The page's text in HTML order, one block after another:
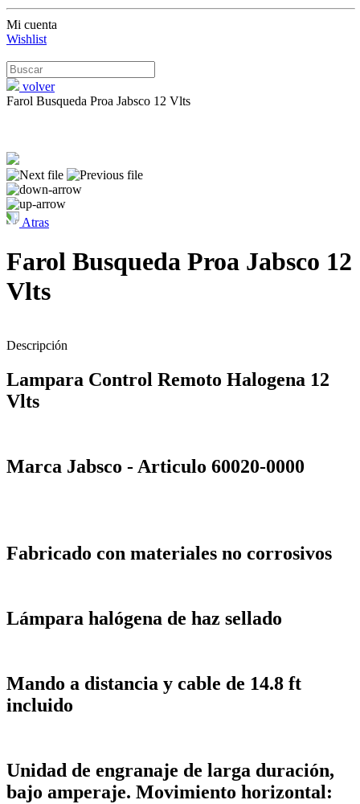
Mi cuenta
Wishlist
volver
Farol Busqueda Proa Jabsco 12 Vlts
Atras
Farol Busqueda Proa Jabsco 12
Vlts
Descripción
Lampara Control Remoto Halogena 12
Vlts
Marca Jabsco - Articulo 60020-0000
Fabricado con materiales no corrosivos
Lámpara halógena de haz sellado
Mando a distancia y cable de 14.8 ft
incluido
Unidad de engranaje de larga duración,
bajo amperaje. Movimiento horizontal: